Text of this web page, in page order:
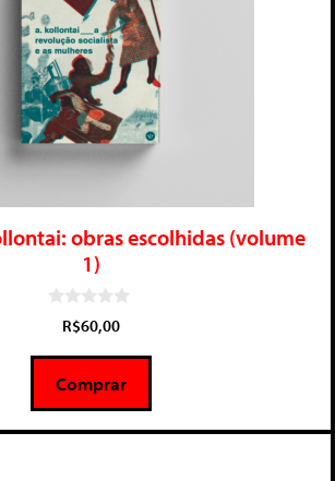
obras escolhidas (volume
1)
5
R$60,00
Comprar